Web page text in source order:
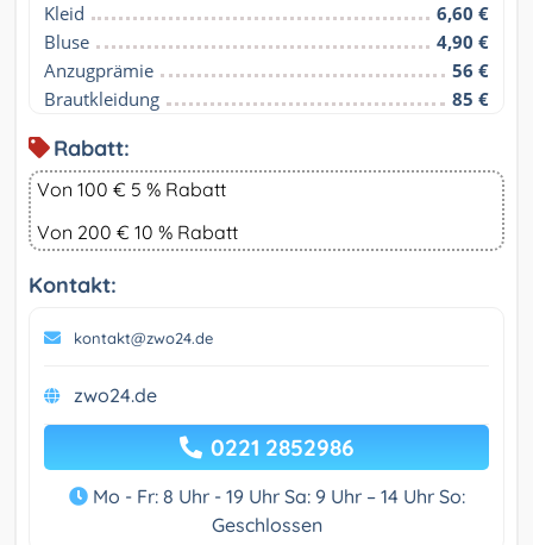
Kleid
6,60 €
Bluse
4,90 €
Anzugprämie
56 €
Brautkleidung
85 €
Rabatt:
Von 100 € 5 % Rabatt
Von 200 € 10 % Rabatt
Kontakt:
kontakt@zwo24.de
zwo24.de
0221 2852986
Mo - Fr: 8 Uhr - 19 Uhr Sa: 9 Uhr – 14 Uhr So:
Geschlossen